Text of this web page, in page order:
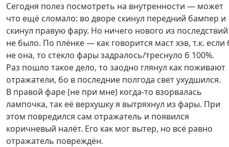
Сегодня полез посмотреть на внутренности — может
что ещё сломало: во дворе скинул передний бампер и
скинул правую фару. Но ничего нового из последствий
не было. По плёнке — как говорится маст хэв, т.к. если
не она, то стекло фары задралось/треснуло б 100%.
Раз пошло такое дело, то заодно глянул как поживают
отражатели, бо в последние полгода свет ухудшился.
В правой фаре (не при мне) когда-то взорвалась
лампочка, так её верхушку я вытряхнул из фары. При
этом повредился сам отражатель и появился
коричневый налёт. Его как мог вытер, но всё равно
отражатель повреждён.